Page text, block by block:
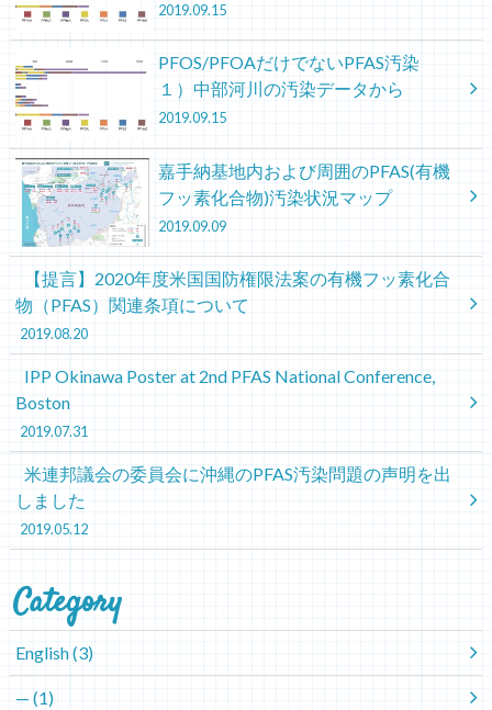
2019.09.15
PFOS/PFOAだけでないPFAS汚染
１）中部河川の汚染データから
2019.09.15
嘉手納基地内および周囲のPFAS(有機
フッ素化合物)汚染状況マップ
2019.09.09
【提言】2020年度米国国防権限法案の有機フッ素化合
物（PFAS）関連条項について
2019.08.20
IPP Okinawa Poster at 2nd PFAS National Conference,
Boston
2019.07.31
米連邦議会の委員会に沖縄のPFAS汚染問題の声明を出
しました
2019.05.12
Category
English(3)
— (1)